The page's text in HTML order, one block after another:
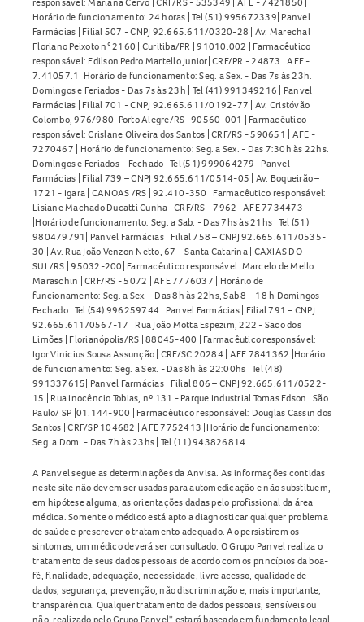
Horário de funcionamento: 24 horas | Tel (51) 995672339| Panvel
Farmácias | Filial 507 - CNPJ 92.665.611/0320-28 | Av. Marechal
Floriano Peixoto n° 2160 | Curitiba/PR | 91010.002 | Farmacêutico
responsável: Edilson Pedro Martello Junior| CRF/PR - 24873 | AFE -
7.41057.1| Horário de funcionamento: Seg. a Sex. - Das 7s às 23h.
Domingos e Feriados - Das 7s às 23h | Tel (41) 991349216 | Panvel
Farmácias | Filial 701 - CNPJ 92.665.611/0192-77 | Av. Cristóvão
Colombo, 976/980| Porto Alegre/RS | 90560-001 | Farmacêutico
responsável: Crislane Oliveira dos Santos | CRF/RS - 590651 | AFE -
7270467 | Horário de funcionamento: Seg. a Sex. - Das 7:30h às 22hs.
Domingos e Feriados – Fechado | Tel (51) 999064279 | Panvel
Farmácias | Filial 739 – CNPJ 92.665.611/0514-05 | Av. Boqueirão –
1721 - Igara | CANOAS /RS | 92.410-350 | Farmacêutico responsável:
Lisiane Machado Ducatti Cunha | CRF/RS - 7962 | AFE 7734473
|Horário de funcionamento: Seg. a Sab. - Das 7hs às 21hs | Tel (51)
980479791| Panvel Farmácias | Filial 758 – CNPJ 92.665.611/0535-
30 | Av. Rua João Venzon Netto, 67 – Santa Catarina | CAXIAS DO
SUL/RS | 95032-200| Farmacêutico responsável: Marcelo de Mello
Maraschin | CRF/RS - 5072 | AFE 7776037 | Horário de
funcionamento: Seg. a Sex. - Das 8h às 22hs, Sab 8 – 18 h Domingos
Fechado | Tel (54) 996259744 | Panvel Farmácias | Filial 791 – CNPJ
92.665.611/0567-17 | Rua João Motta Espezim, 222 - Saco dos
Limões | Florianópolis/RS | 88045-400 | Farmacêutico responsável:
Igor Vinicius Sousa Assunção | CRF/SC 20284 | AFE 7841362 |Horário
de funcionamento: Seg. a Sex. - Das 8h às 22:00hs | Tel (48)
991337615| Panvel Farmácias | Filial 806 – CNPJ 92.665.611/0522-
15 | Rua Inocêncio Tobias, nº 131 - Parque Industrial Tomas Edson | São
Paulo/ SP |01.144-900 | Farmacêutico responsável: Douglas Cassin dos
Santos | CRF/SP 104682 | AFE 7752413 |Horário de funcionamento:
Seg. a Dom. - Das 7h às 23hs | Tel (11) 943826814
A Panvel segue as determinações da Anvisa. As informações contidas
neste site não devem ser usadas para automedicação e não substituem,
em hipótese alguma, as orientações dadas pelo profissional da área
médica. Somente o médico está apto a diagnosticar qualquer problema
de saúde e prescrever o tratamento adequado. Ao persistirem os
sintomas, um médico deverá ser consultado. O Grupo Panvel realiza o
tratamento de seus dados pessoais de acordo com os princípios da boa-
fé, finalidade, adequação, necessidade, livre acesso, qualidade de
dados, segurança, prevenção, não discriminação e, mais importante,
transparência. Qualquer tratamento de dados pessoais, sensíveis ou
não, realizado pelo Grupo Panvel* estará baseado em fundamento legal